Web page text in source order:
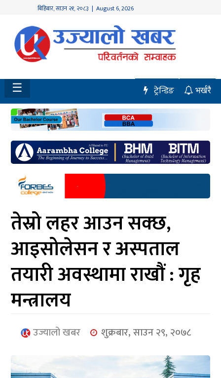
बिहिबार,साउन २१, २०८३ | August 6, 2026
होमपेज
नवलपुर
विशेष
मध्य
नेपाल
चितवन
सेरोफेरो
समाचार
आर्थिक
मनोरञ्जन
खेलकुद
अन्तर्राष्ट्रिय/
युनिकोड
☰ भर्खरै
ट्रेन्डिङ
तेस्रो लहर आउन सक्छ,
आइसोलेसन र अस्पताल
तयारी अवस्थामा राखौं : गृह
मन्त्रालय
उज्यालो खबर शुक्रबार, साउन २९, २०७८